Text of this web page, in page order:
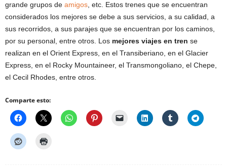
grande grupos de amigos , etc. Estos trenes que se encuentran
considerados los mejores se debe a sus servicios, a su calidad, a
sus recorridos, a sus parajes que se encuentran por los caminos,
por su personal, entre otros. Los mejores viajes en tren se
realizan en el Orient Express, en el Transiberiano, en el Glacier
Express, en el Rocky Mountaineer, el Transmongoliano, el Chepe,
el Cecil Rhodes, entre otros.
Comparte esto: